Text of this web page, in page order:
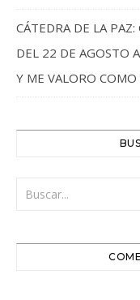
CÁTEDRA DE LA
DEL 22 DE AGOSTO
Y ME VALORO